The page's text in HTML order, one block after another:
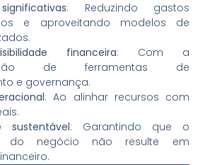
: Reduzindo gastos
e aproveitando modelos de
financeira: Com a
de ferramentas de
e governança.
: Ao alinhar recursos com
sustentável: Garantindo que o
do negócio não resulte em